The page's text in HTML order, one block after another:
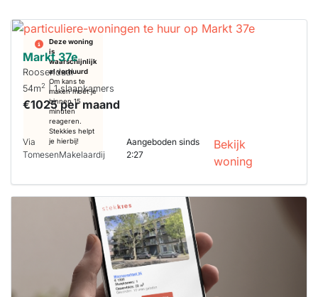
Deze woning
is
waarschijnlijk
al verhuurd
Om kans te
maken moet je
binnen 15
minuten
reageren.
Stekkies helpt
je hierbij!
Markt 37e
Roosendaal
54m2 | 1 slaapkamers
€1025 per maand
Via
TomesenMakelaardij
Aangeboden sinds
2:27
Bekijk
woning